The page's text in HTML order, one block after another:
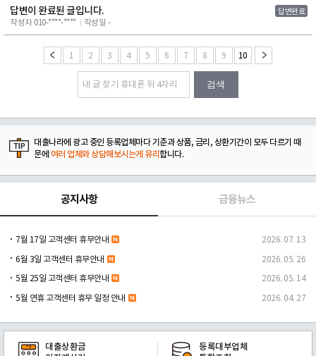
답변이 완료된 글입니다.
작성자 010-****-**** 작성일 -
답변완료
1 2 3 4 5 6 7 8 9 10
검색
대출나라에 광고 중인 등록업체마다 기준과 상품, 금리, 상환기간이 모두 다르기 때
문에 여러 업체와 상담해보시는게 유리합니다.
공지사항 금융뉴스
7월 17일 고객센터 휴무안내 2026. 07. 13
6월 3일 고객센터 휴무안내 2026. 05. 26
5월 25일 고객센터 휴무안내 2026. 05. 14
5월 연휴 고객센터 휴무 일정 안내 2026. 04. 27
대출상환금
등록대부업체